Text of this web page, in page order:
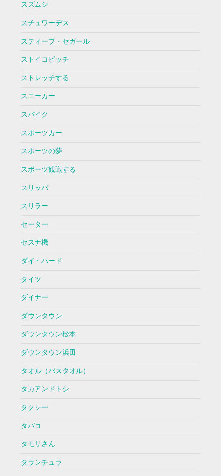
スズムシ
スチュワーデス
スティーブ・セガール
ストイコビッチ
ストレッチする
スニーカー
スパイク
スポーツカー
スポーツの夢
スポーツ観戦する
スリッパ
スリラー
セーター
セスナ機
ダイ・ハード
タイツ
ダイナー
ダウンタウン
ダウンタウン松本
ダウンタウン浜田
タオル（バスタオル）
タカアンドトシ
タクシー
タバコ
タモリさん
タランチュラ